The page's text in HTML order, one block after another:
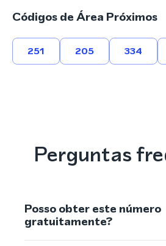
Códigos de Área Próximos
251 205 334
Perguntas
Posso obter este número
gratuitamente?